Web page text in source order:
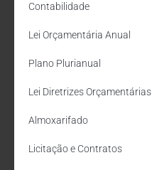
Contabilidade
Lei Orçamentária Anual
Plano Plurianual
Lei Diretrizes Orçamentárias
Almoxarifado
Licitação e Contratos